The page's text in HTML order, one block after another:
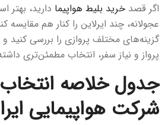
اگر قصد خرید بلیط هواپیما دارید،
عجولانه، چند ایرلاین را کنار هم مقایسه
گزینه‌های مختلف پروازی را بررسی کنید
پرواز و نیاز سفر، انتخاب مطمئن‌تری
جدول خلاصه
شرکت هواپیمایی